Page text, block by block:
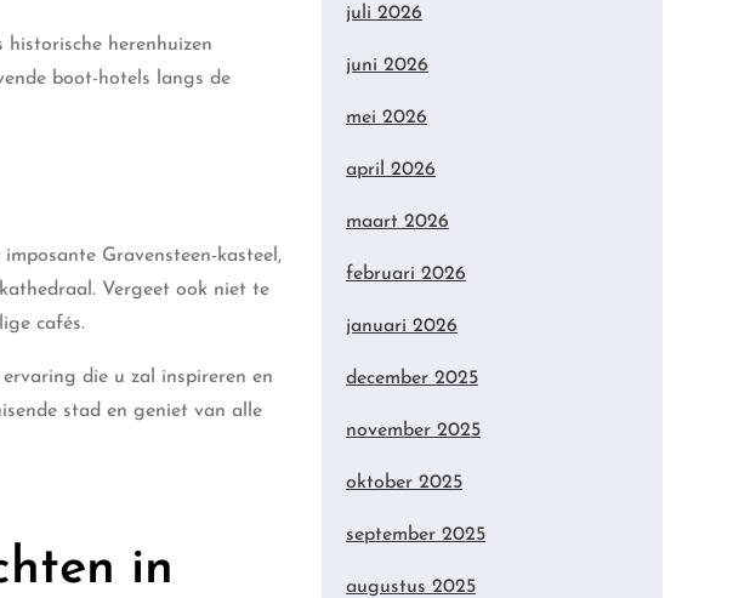
herenhuizen
boot-hotels langs de
Gravensteen-kasteel,
Vergeet ook niet te
cafés.
die u zal inspireren en
stad en geniet van alle
in
juli 2026
juni 2026
mei 2026
april 2026
maart 2026
februari 2026
januari 2026
december 2025
november 2025
oktober 2025
september 2025
augustus 2025